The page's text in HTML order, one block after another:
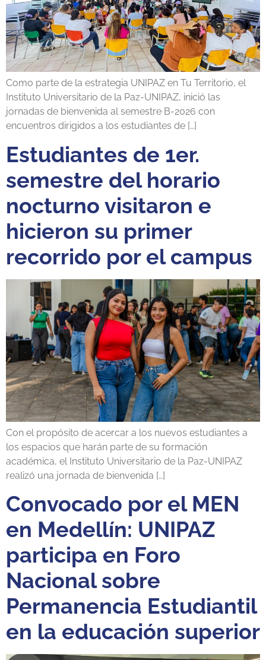
Como parte de la estrategia UNIPAZ en Tu Territorio, el
Instituto Universitario de la Paz-UNIPAZ, inició las
jornadas de bienvenida al semestre B-2026 con
encuentros dirigidos a los estudiantes de […]
Estudiantes de 1er.
semestre del horario
nocturno visitaron e
hicieron su primer
recorrido por el campus
Con el propósito de acercar a los nuevos estudiantes a
los espacios que harán parte de su formación
académica, el Instituto Universitario de la Paz-UNIPAZ
realizó una jornada de bienvenida […]
Convocado por el MEN
en Medellín: UNIPAZ
participa en Foro
Nacional sobre
Permanencia Estudiantil
en la educación superior